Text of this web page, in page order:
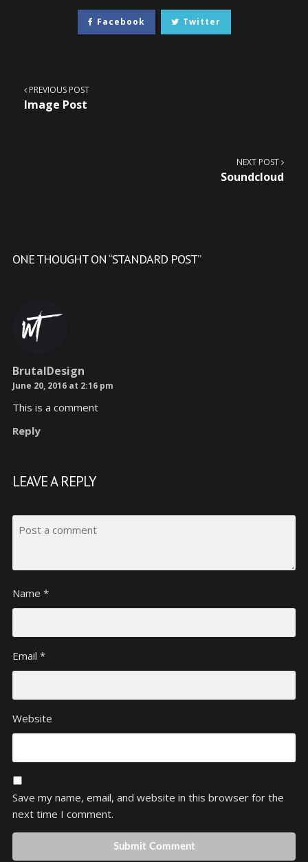
Facebook Twitter
PREVIOUS POST
Image Post
NEXT POST
Soundcloud
ONE THOUGHT ON “STANDARD POST”
BrutalDesign
June 20, 2016 at 2:16 pm
This is a comment
Reply
LEAVE A REPLY
Name *
Email *
Website
Save my name, email, and website in this browser for the
next time I comment.